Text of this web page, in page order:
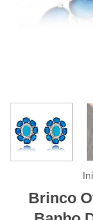
Brinco